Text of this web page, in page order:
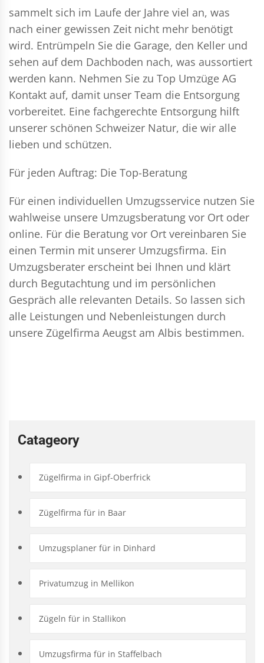
sammelt sich im Laufe der Jahre viel an, was
nach einer gewissen Zeit nicht mehr benötigt
wird. Entrümpeln Sie die Garage, den Keller und
sehen auf dem Dachboden nach, was aussortiert
werden kann. Nehmen Sie zu Top Umzüge AG
Kontakt auf, damit unser Team die Entsorgung
vorbereitet. Eine fachgerechte Entsorgung hilft
unserer schönen Schweizer Natur, die wir alle
lieben und schützen.
Für jeden Auftrag: Die Top-Beratung
Für einen individuellen Umzugsservice nutzen Sie
wahlweise unsere Umzugsberatung vor Ort oder
online. Für die Beratung vor Ort vereinbaren Sie
einen Termin mit unserer Umzugsfirma. Ein
Umzugsberater erscheint bei Ihnen und klärt
durch Begutachtung und im persönlichen
Gespräch alle relevanten Details. So lassen sich
alle Leistungen und Nebenleistungen durch
unsere Zügelfirma Aeugst am Albis bestimmen.
Catageory
Zügelfirma in Gipf-Oberfrick
Zügelfirma für in Baar
Umzugsplaner für in Dinhard
Privatumzug in Mellikon
Zügeln für in Stallikon
Umzugsfirma für in Staffelbach